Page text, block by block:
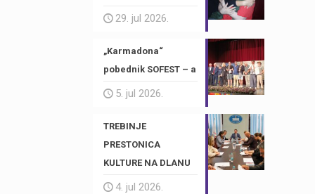
29. jul 2026.
„Karmadona“
pobednik SOFEST – a
5. jul 2026.
TREBINJE
PRESTONICA
KULTURE NA DLANU
4. jul 2026.